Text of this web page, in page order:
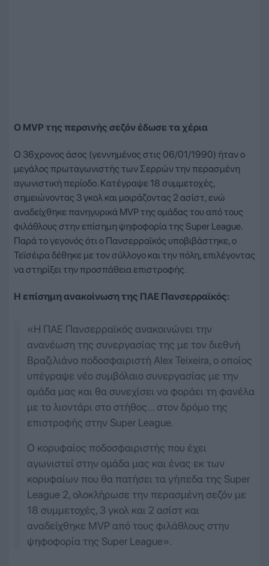
Ο MVP της περσινής σεζόν έδωσε τα χέρια
Ο 36χρονος άσος (γεννημένος στις 06/01/1990) ήταν ο
μεγάλος πρωταγωνιστής των Σερρών την περασμένη
αγωνιστική περίοδο. Κατέγραψε 18 συμμετοχές,
σημειώνοντας 3 γκολ και μοιράζοντας 2 ασίστ, ενώ
αναδείχθηκε πανηγυρικά MVP της ομάδας του από τους
φιλάθλους στην επίσημη ψηφοφορία της Super League.
Παρά το γεγονός ότι ο Πανσερραϊκός υποβιβάστηκε, ο
Τεϊσέιρα δέθηκε με τον σύλλογο και την πόλη, επιλέγοντας
να στηρίξει την προσπάθεια επιστροφής.
Η επίσημη ανακοίνωση της ΠΑΕ Πανσερραϊκός:
«Η ΠΑΕ Πανσερραϊκός ανακοινώνει την
ανανέωση της συνεργασίας της με τον διεθνή
Βραζιλιάνο ποδοσφαιριστή Alex Teixeira, ο οποίος
υπέγραψε νέο συμβόλαιο συνεργασίας με την
ομάδα μας και θα συνεχίσει να φοράει τη φανέλα
με το λιοντάρι στο στήθος… στον δρόμο της
επιστροφής στην Super League.
Ο κορυφαίος ποδοσφαιριστής που έχει
αγωνιστεί στην ομάδα μας και ένας εκ των
κορυφαίων που θα πατήσει τα γήπεδα της Super
League 2, ολοκλήρωσε την περασμένη σεζόν με
18 συμμετοχές, 3 γκολ και 2 ασίστ και
αναδείχθηκε MVP από τους φιλάθλους στην
ψηφοφορία της Super League».